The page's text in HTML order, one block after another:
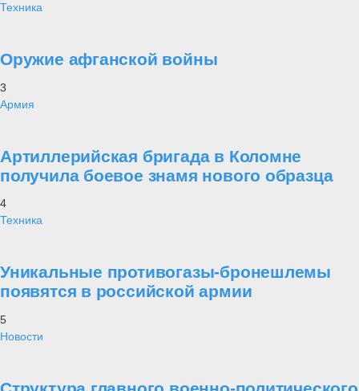
Техника
Оружие афганской войны
3
Армия
Артиллерийская бригада в Коломне
получила боевое знамя нового образца
4
Техника
Уникальные противогазы-бронешлемы
появятся в российской армии
5
Новости